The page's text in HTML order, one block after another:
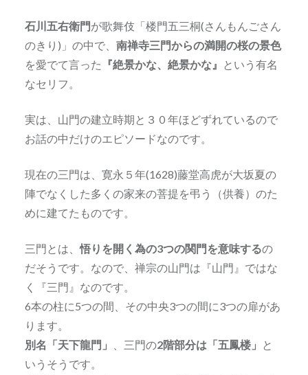
石川五右衛門が歌舞伎「楼門五三桐(さんもんごさん
のきり)」の中で、 南禅寺三門からの満開の桜の景色
を愛でて言った 『絶景かな、絶景かな』
という有名
なセリフ。
実は、山門の建立時期と３０年ほどずれているので
お話の中だけのエピソードなのです。
現在の三門は、寛永５年(1628)藤堂高虎が大坂夏の
陣でなくした多くの家来の菩提を弔う（供養）のた
めに建てたものです。
三門とは、悟りを開く為の3つの関門を意味するの
だそうです。なので、禅宗の山門は『山門』ではな
く『三門』なのです。
6本の柱に5つの間、その中央3つの間に3つの扉があ
ります。
別名「天下龍門」
、三門の2階部分は「五鳳楼」
と
いうそうです。